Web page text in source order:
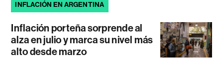
INFLACIÓN EN ARGENTINA
Inflación porteña sorprende al
alza en julio y marca su nivel más
alto desde marzo